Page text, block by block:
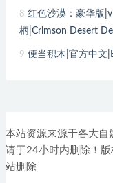
8 红色沙漠：豪华版
柄|Crimson Desert
9 便当积木|官方中文
本站资源来源于各大自
请于24小时内删除！
站删除